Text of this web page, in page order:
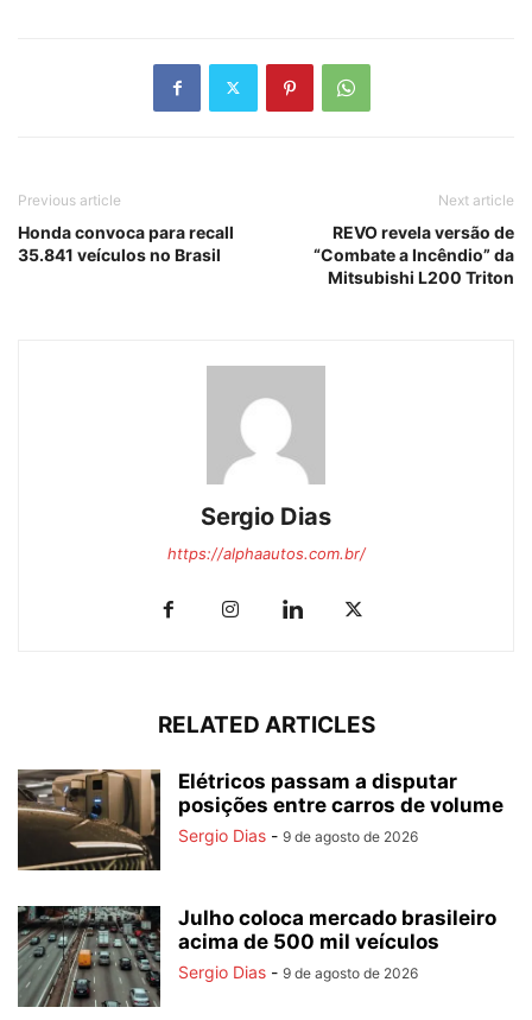
Previous article
Honda convoca para recall
35.841 veículos no Brasil
Next article
REVO revela versão de
“Combate a Incêndio” da
Mitsubishi L200 Triton
Sergio Dias
https://alphaautos.com.br/
RELATED ARTICLES
Elétricos passam a disputar
posições entre carros de volume
Sergio Dias - 9 de agosto de 2026
Julho coloca mercado brasileiro
acima de 500 mil veículos
Sergio Dias - 9 de agosto de 2026